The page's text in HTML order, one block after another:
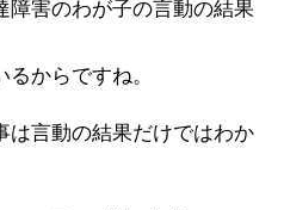
障害のわが子の言動の結果
からですね。
は言動の結果だけではわか